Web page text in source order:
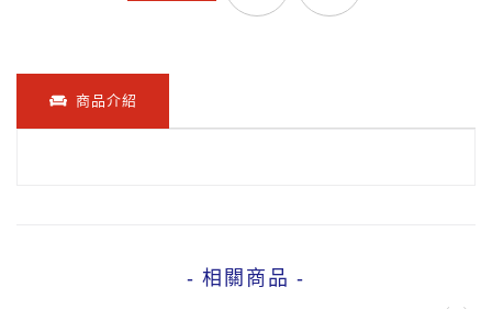
商品介紹
- 相關商品 -